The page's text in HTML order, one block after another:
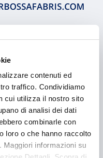
contenuti ed
traffico. Condividiamo
cui utilizza il nostro sito
di analisi dei dati
combinarle con
loro o che hanno raccolto
informazioni su